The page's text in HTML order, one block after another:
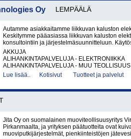
Oy LEMPÄÄLÄ
Autamme asiakkaitamme liikkuvan kaluston
Keskitymme pääasiassa liikkuvan kaluston
konsultointiin ja järjestelmäsuunnitteluun.
AKKUJA
ALIHANKINTAPALVELUJA - ELEKTRONIIKKA
ALIHANKINTAPALVELUJA - MUU
Lue lisää..
Kotisivut Tuotteet ja palvelut
Jita Oy on suomalainen muoviteollisuusyritys
Pirkanmaalta, ja yrityksen päätuotteita ovat
muoviputkijärjestelmät, pienkiinteistöjen